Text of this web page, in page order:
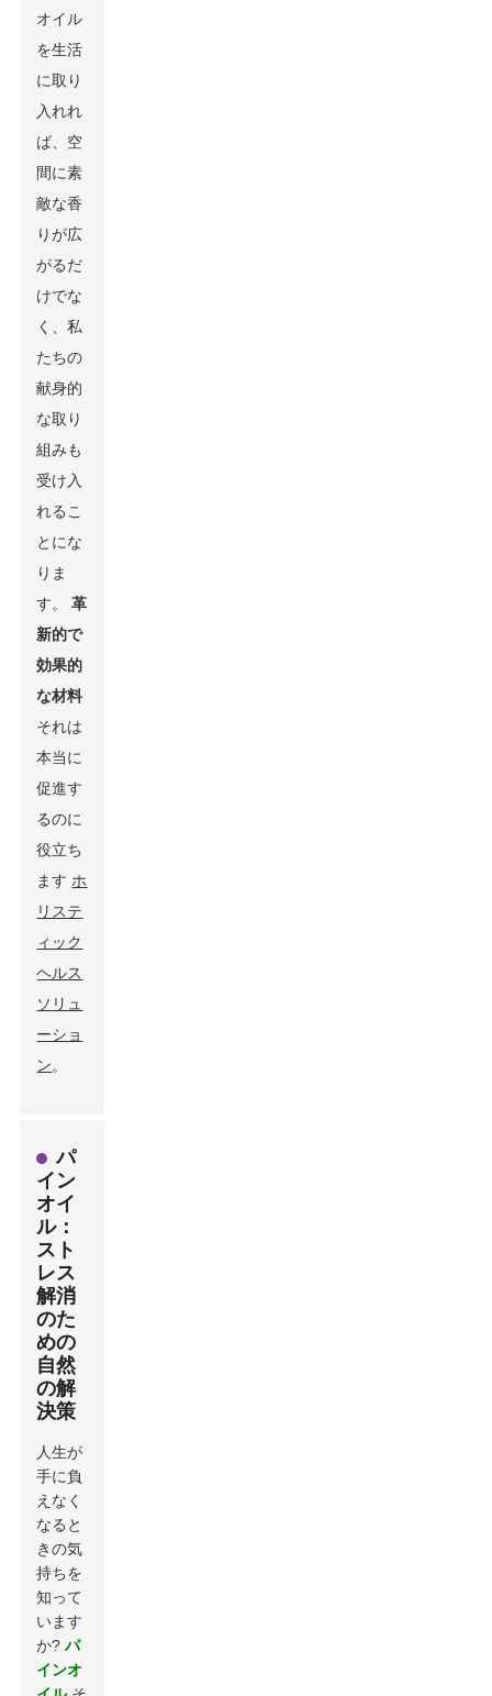
オイル
を生活
に取り
入れれ
ば、空
間に素
敵な香
りが広
がるだ
けでな
く、私
たちの
献身的
な取り
組みも
受け入
れるこ
とにな
りま
す。革
新的で
効果的
な材料
それは
本当に
促進す
るのに
役立ち
ますホ
リステ
ィック
ヘルス
ソリュ
ーショ
ン。
パ
イン
オイ
ル：
スト
レス
解消
のた
めの
自然
の解
決策
人生が
手に負
えなく
なると
きの気
持ちを
知って
います
か?パ
インオ